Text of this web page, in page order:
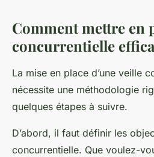
Comment mettre en
concurrentielle
La mise en place d’une veille
nécessite une méthodologie
quelques étapes à suivre.
D’abord, il faut définir les
concurrentielle. Que voulez-